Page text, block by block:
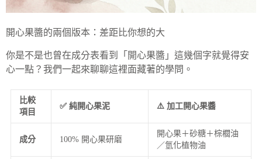
開心果醬的兩個版本：差距比你想的大
你是不是也曾在成分表看到「開心果醬」這幾個字就覺得安
心一點？我們一起來聊聊這裡面藏著的學問。
比較
項目
✅ 純開心果泥 ⚠️ 加工開心果醬
成分 100% 開心果研磨
開心果＋砂糖＋棕櫚油
／氫化植物油